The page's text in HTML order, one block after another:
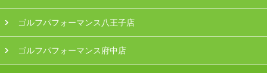
ゴルフパフォーマンス八王子店
ゴルフパフォーマンス府中店